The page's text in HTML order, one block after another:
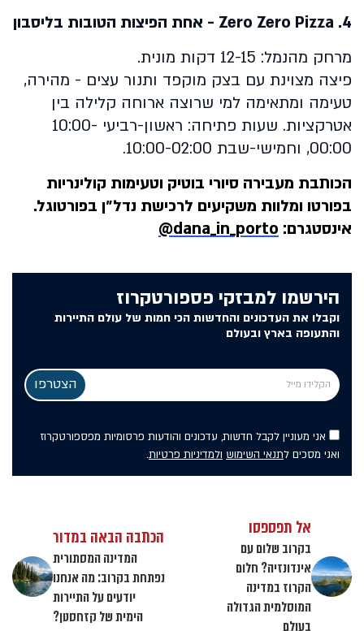
4.
Zero Zero Pizza - אחת הפיצות הטובות בליסבון
מרחק מהנמל: 12-15 דקות מונית.
פיצה מצוינת עם בצק מוקפד ותנור עצים - מהירה,
טעימה ומתאימה למי שרוצה ארוחה קלילה בין
אטרקציות. שעות פתיחה: ראשון-רביעי 10:00-
00:00, וחמישי-שבת 10:00-02:00.
הכותבת מעבירה סיורי בוטיק וטעימות קולינריות
בפורטו ומלוות משקיעים לרכישת נדל״ן בפורטוגל.
אינסטגרם: @dana_in_porto
הירשמו למבזקי פספורטקרוז
וקבלו את העדכונים והחדשות הכי חמות של עולם התיירות
והתעופה בארץ ובעולם
אני מעוניין לקבל חדשות, עדכונים והודעות פרסומיות מפספורטקרוז
ואני מסכים לתנאי השימוש ולמדיניות פרטיות.
אל תפספסו
בקרוב שלום עם
אינדונזיה? חלום
הקרוז במדינה
המוסלמית הגדולה
בעולם
הכתבה הבאה במדור
המדינה המסתורית
נפתחת בקרוב: מה אנחנו
יודעים על התיירות
הימית של קזחסטן?